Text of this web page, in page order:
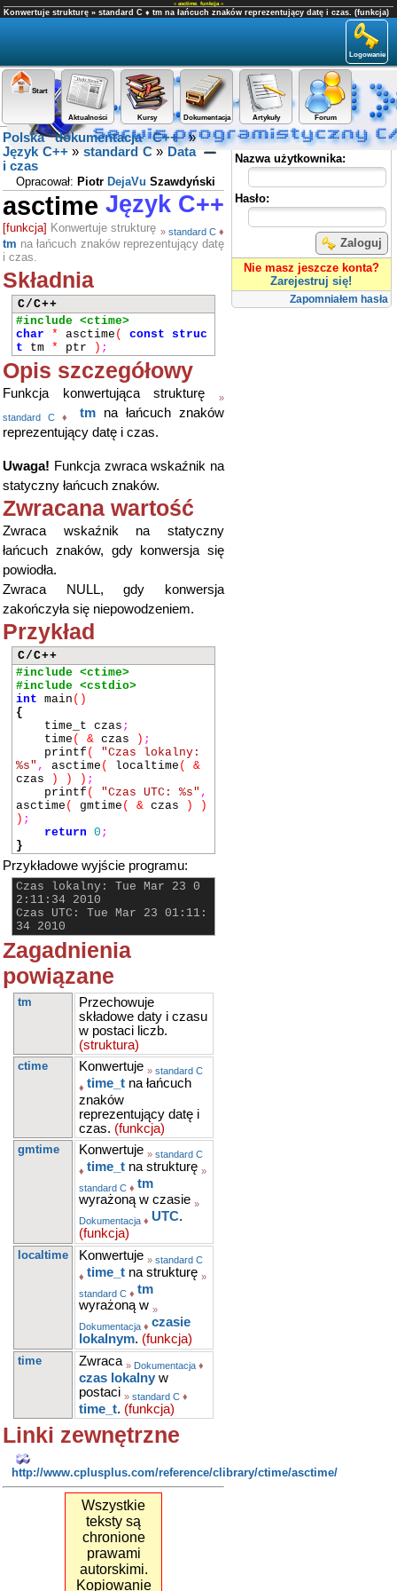
« asctime funkcja »
Konwertuje strukturę » standard C ♦ tm na łańcuch znaków reprezentujący datę i czas. (funkcja)
Logowanie
Start
Aktualności Kursy Dokumentacja Artykuły Forum
Panel użytkownika
Nazwa użytkownika:
Hasło:
Zaloguj
Nie masz jeszcze konta?
Zarejestruj się!
Zapomniałem hasła
Polska dokumentacja C++»
Język C++»standard C» Data
i czas
Opracował: Piotr DejaVu Szawdyński
Język C++
asctime
[funkcja] Konwertuje strukturę » standard C♦
tm na łańcuch znaków reprezentujący datę
i czas.
Składnia
C/C++
#include <ctime>
char
* asctime ( const
struc
t tm * ptr ) ;
Opis szczegółowy
Funkcja konwertująca strukturę
»
standard C ♦ tmna łańcuch znaków
reprezentujący datę i czas.
Uwaga! Funkcja zwraca wskaźnik na
statyczny łańcuch znaków.
Zwracana wartość
Zwraca wskaźnik na statyczny
łańcuch znaków, gdy konwersja się
powiodła.
Zwraca NULL, gdy konwersja
zakończyła się niepowodzeniem.
Przykład
C/C++
#include <ctime>
#include <cstdio>
int main ()
{
time_t czas ;
time ( & czas ) ;
printf (
"Czas lokalny:
%s" , asctime ( localtime (
&
czas
) ) ) ;
printf ( "Czas UTC: %s" ,
asctime ( gmtime ( & czas )
)
) ;
return 0 ;
}
Przykładowe wyjście programu:
Czas lokalny: Tue Mar 23 0
2:11:34 2010
Czas UTC: Tue Mar 23 01:11:
34 2010
Zagadnienia
powiązane
tm
Przechowuje
składowe daty i czasu
w postaci liczb.
(struktura)
ctime Konwertuje » standard C
♦ time_t na łańcuch
znaków
reprezentujący datę i
czas. (funkcja)
gmtime Konwertuje » standard C
♦ time_t na strukturę »
standard C ♦ tm
wyrażoną w czasie »
Dokumentacja ♦ UTC.
(funkcja)
localtime Konwertuje » standard C
♦ time_t na strukturę »
standard C ♦ tm
wyrażoną w »
Dokumentacja ♦ czasie
lokalnym. (funkcja)
time Zwraca » Dokumentacja ♦
czas lokalny w
postaci » standard C ♦
time_t. (funkcja)
Linki zewnętrzne
http://www.cplusplus.com/reference/clibrary/ctime/asctime/
Wszystkie
teksty są
chronione
prawami
autorskimi.
Kopiowanie